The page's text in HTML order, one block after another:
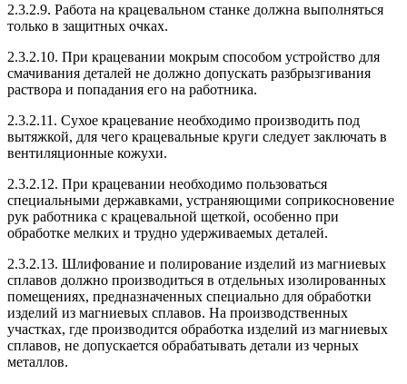
2.3.2.9. Работа на крацевальном станке должна выполняться
только в защитных очках.
2.3.2.10. При крацевании мокрым способом устройство для
смачивания деталей не должно допускать разбрызгивания
раствора и попадания его на работника.
2.3.2.11. Сухое крацевание необходимо производить под
вытяжкой, для чего крацевальные круги следует заключать в
вентиляционные кожухи.
2.3.2.12. При крацевании необходимо пользоваться
специальными державками, устраняющими соприкосновение
рук работника с крацевальной щеткой, особенно при
обработке мелких и трудно удерживаемых деталей.
2.3.2.13. Шлифование и полирование изделий из магниевых
сплавов должно производиться в отдельных изолированных
помещениях, предназначенных специально для обработки
изделий из магниевых сплавов. На производственных
участках, где производится обработка изделий из магниевых
сплавов, не допускается обрабатывать детали из черных
металлов.